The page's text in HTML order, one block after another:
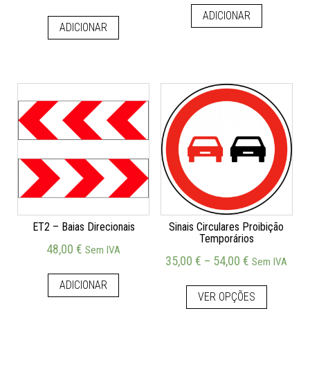
ADICIONAR
ADICIONAR
ET2 – Baias Direcionais
48,00€ Sem IVA
ADICIONAR
Sinais Circulares Proibição
Temporários
35,00€ – 54,00€ Sem IVA
VER OPÇÕES